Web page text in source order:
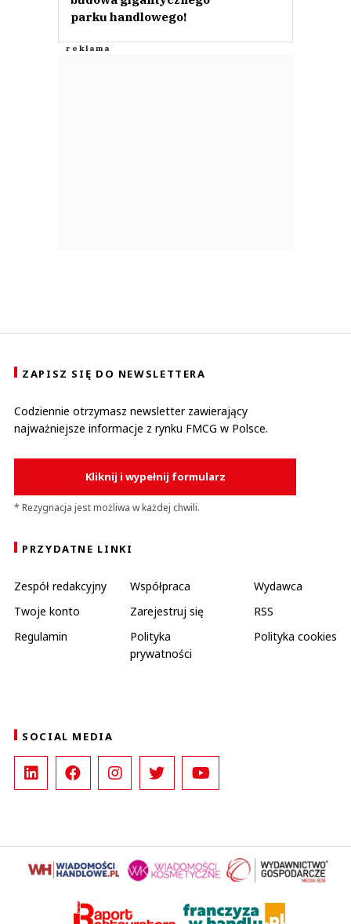
parku handlowego!
ZAPISZ SIĘ DO NEWSLETTERA
Codziennie otrzymasz newsletter zawierający
najważniejsze informacje z rynku FMCG w Polsce.
Kliknij i wypełnij formularz
* Rezygnacja jest możliwa w każdej chwili.
PRZYDATNE LINKI
Zespół redakcyjny Współpraca
Wydawca
Twoje konto
Zarejestruj się
RSS
Regulamin
Polityka
prywatności
Polityka cookies
SOCIAL MEDIA